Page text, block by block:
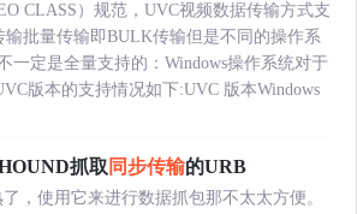
CLASS）规范，UVC视频数据传输方式支
输批量传输即BULK传输但是不同的操作系
一定是全量支持的：Windows操作系统对于
版本的支持情况如下:UVC 版本Windows
抓取 同步传输的URB
，使用它来进行数据抓包那不太太方便。